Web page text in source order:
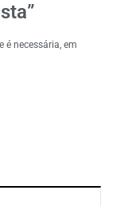
é necessária, em